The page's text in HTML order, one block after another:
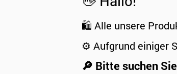
🛍️ Alle unsere
⚙️ Aufgrund einiger
🔎 Bitte suchen